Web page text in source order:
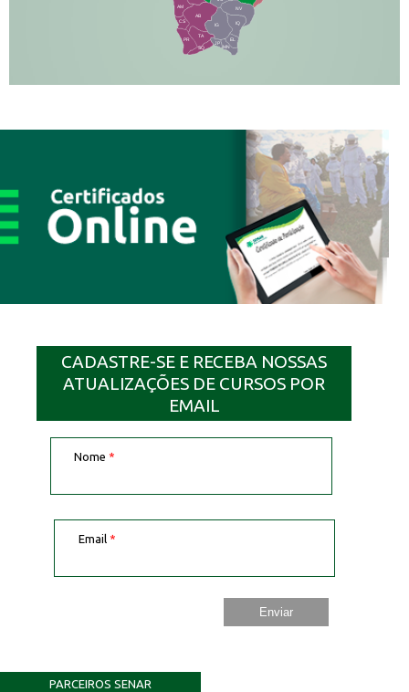
NV
IQ
EL
AM
AB
JP
CS
PR
TA
SQ
IG
MN
CADASTRE-SE E RECEBA NOSSAS
ATUALIZAÇÕES DE CURSOS POR
EMAIL
Nome *
Email *
PARCEIROS SENAR